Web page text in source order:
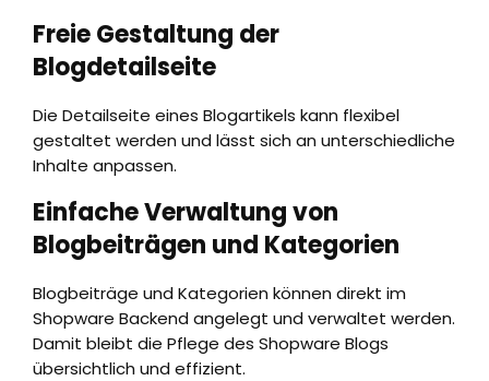
Freie Gestaltung der
Blogdetailseite
Die Detailseite eines Blogartikels kann flexibel
gestaltet werden und lässt sich an unterschiedliche
Inhalte anpassen.
Einfache Verwaltung von
Blogbeiträgen und Kategorien
Blogbeiträge und Kategorien können direkt im
Shopware Backend angelegt und verwaltet werden.
Damit bleibt die Pflege des Shopware Blogs
übersichtlich und effizient.